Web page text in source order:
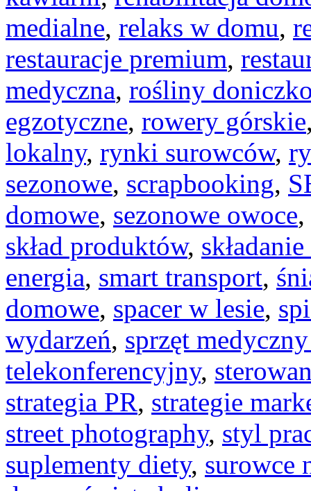
medialne, relaks w domu,
restauracje premium,
medyczna, rośliny
egzotyczne, rowery górskie
lokalny, rynki surowców,
sezonowe, scrapbooking,
domowe, sezonowe owoce,
skład produktów,
energia, smart transport,
domowe, spacer w lesie,
wydarzeń, sprzęt
telekonferencyjny,
strategia PR, strategie
street photography, styl
suplementy diety, surowce